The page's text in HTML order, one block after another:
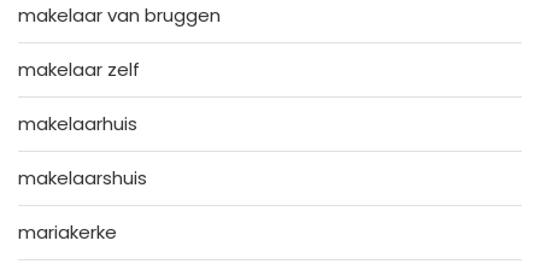
makelaar van bruggen
makelaar zelf
makelaarhuis
makelaarshuis
mariakerke